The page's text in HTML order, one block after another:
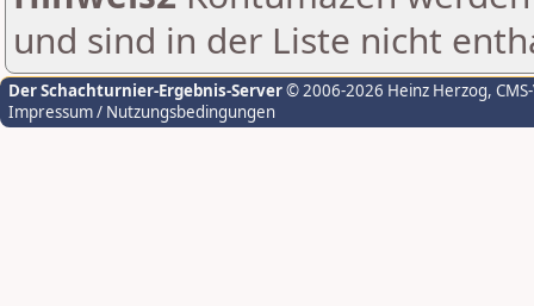
und sind in der Liste nicht
Der Schachturnier-Ergebnis-Server© 2006-2026 Heinz Herzog,
Impressum / Nutzungsbedingungen